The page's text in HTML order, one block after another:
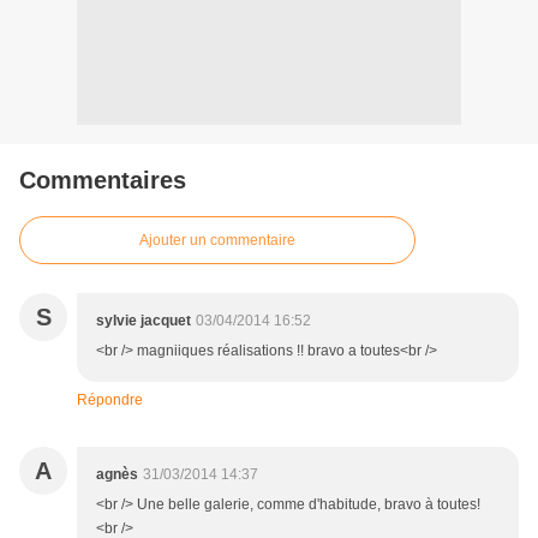
Commentaires
Ajouter un commentaire
S sylvie jacquet 03/04/2014 16:52
<br /> magniiques réalisations !! bravo a toutes<br />
Répondre
A agnès 31/03/2014 14:37
<br /> Une belle galerie, comme d'habitude, bravo à toutes!
<br />